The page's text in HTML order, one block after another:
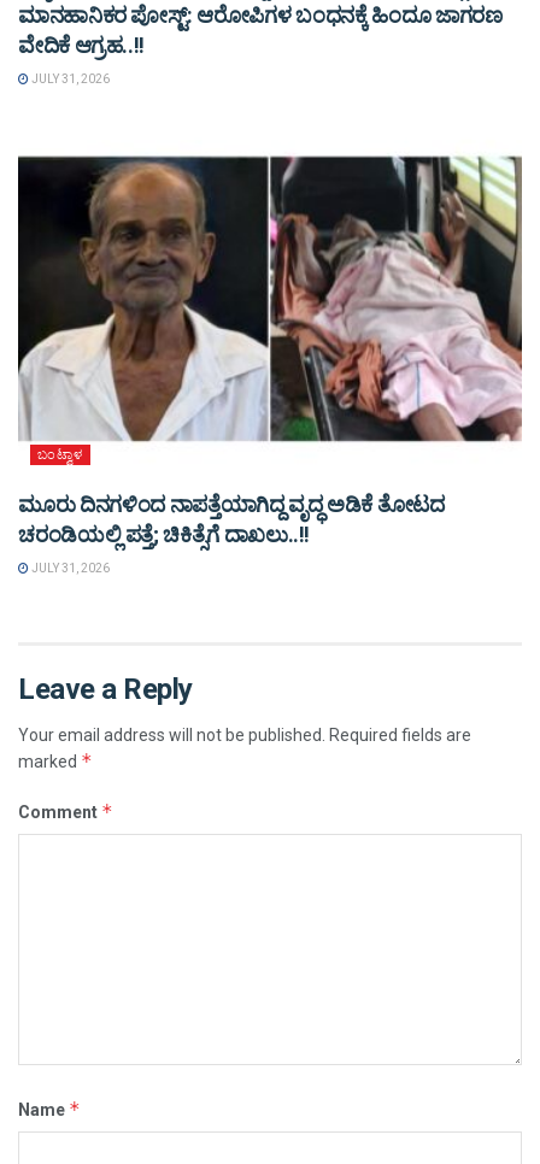
ಮಾನಹಾನಿಕರ ಪೋಸ್ಟ್: ಆರೋಪಿಗಳ ಬಂಧನಕ್ಕೆ ಹಿಂದೂ ಜಾಗರಣ
ವೇದಿಕೆ ಆಗ್ರಹ..!!
JULY 31, 2026
ಬಂಟ್ವಾಳ
ಮೂರು ದಿನಗಳಿಂದ ನಾಪತ್ತೆಯಾಗಿದ್ದ ವೃದ್ಧ ಅಡಿಕೆ ತೋಟದ
ಚರಂಡಿಯಲ್ಲಿ ಪತ್ತೆ; ಚಿಕಿತ್ಸೆಗೆ ದಾಖಲು..!!
JULY 31, 2026
Leave a Reply
Your email address will not be published. Required fields are
marked *
Comment *
Name *